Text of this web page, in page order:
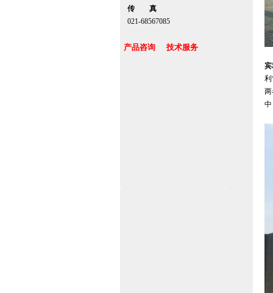
传 真
021-68567085
产品咨询 技术服务
宾